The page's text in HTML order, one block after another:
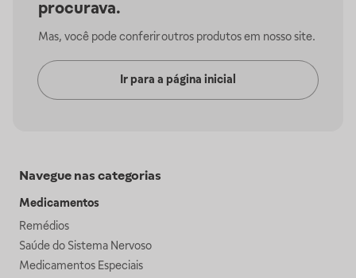
procurava.
Mas, você pode conferir outros produtos em nosso site.
Ir para a página inicial
Navegue nas categorias
Medicamentos
Remédios
Saúde do Sistema Nervoso
Medicamentos Especiais